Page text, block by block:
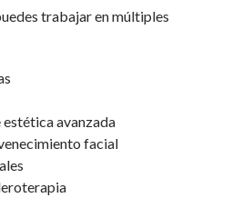
trabajar en múltiples
avanzada
facial